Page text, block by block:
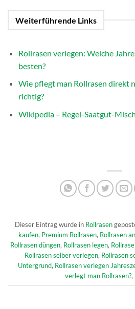
Weiterführende Links
Rollrasen verlegen: Welche
besten?
Wie pflegt man Rollrasen direkt
richtig?
Wikipedia – Regel-Saatgut-
Dieser Eintrag wurde in Rollrasen
kaufen, Premium Rollrasen, Rollrasen
Rollrasen düngen, Rollrasen legen,
Rollrasen selber verlegen, Rollrasen
Untergrund, Rollrasen verlegen
verlegt man Rollrasen?,